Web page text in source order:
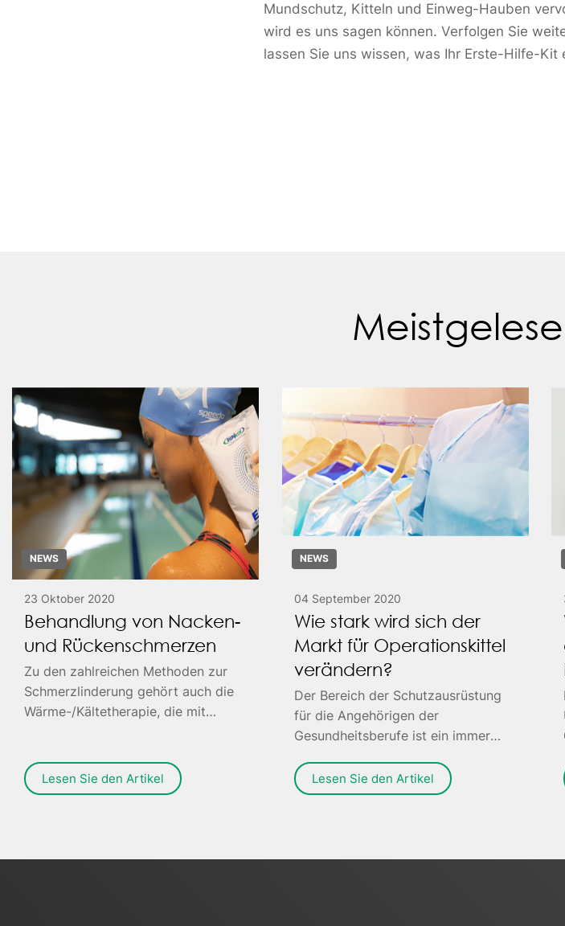
Mundschutz, Kitteln und Einweg-Hauben
wird es uns sagen können. Verfolgen Sie
lassen Sie uns wissen, was Ihr Erste-Hilfe-Kit
NEWS
23 Oktober 2020
Behandlung von Nacken-
und Rückenschmerzen
Zu den zahlreichen Methoden zur
Schmerzlinderung gehört auch die
Wärme-/Kältetherapie, die mit
Lesen Sie den Artikel
NEWS
04 September 2020
Wie stark wird sich der
Markt für Operationskittel
verändern?
Der Bereich der Schutzausrüstung
für die Angehörigen der
Gesundheitsberufe ist ein immer
Lesen Sie den Artikel